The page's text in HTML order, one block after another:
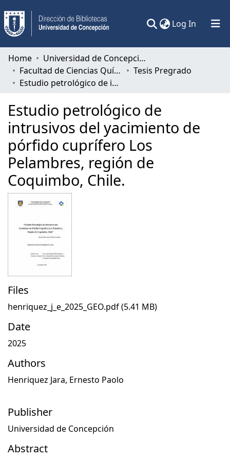
Log In (current)
Communities & Collections
All of DSpace
Home
Universidad de Concepción
Facultad de Ciencias Químicas
Tesis Pregrado
Estudio petrológico de intrusivos del yacimiento de pórfido cuprífero Los Pelambres, región de Coquimbo, Chile.
Estudio petrológico de
intrusivos del yacimiento de
pórfido cuprífero Los
Pelambres, región de
Coquimbo, Chile.
Files
henriquez_j_e_2025_GEO.pdf(5.41 MB)
Date
2025
Authors
Henriquez Jara, Ernesto Paolo
Publisher
Universidad de Concepción
Abstract